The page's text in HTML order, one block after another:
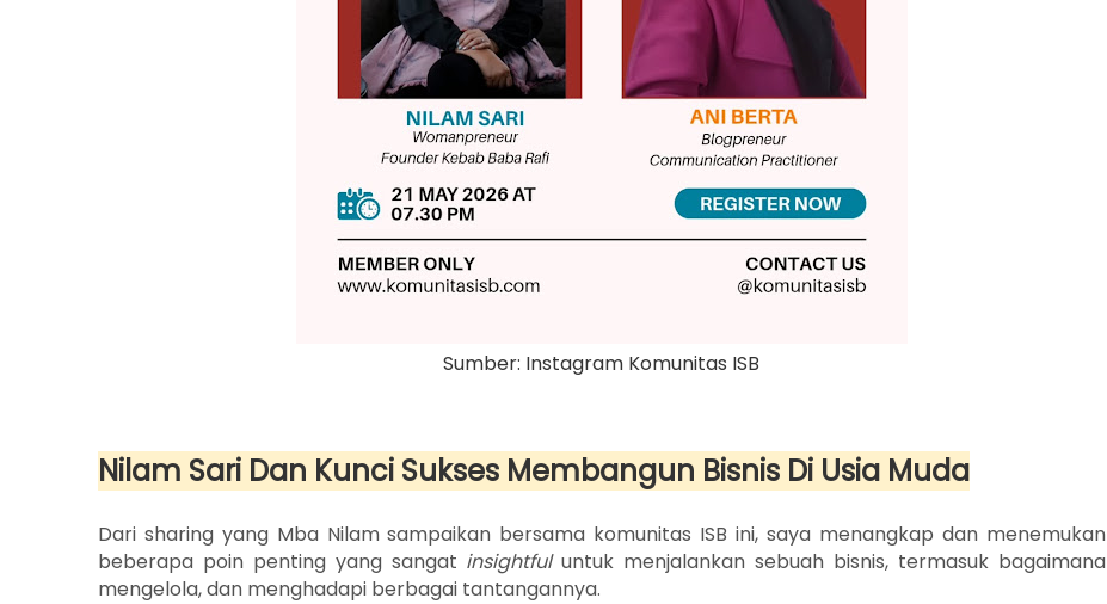
Sumber: Instagram Komunitas ISB
Nilam Sari Dan Kunci Sukses Membangun Bisnis Di Usia Muda
Dari sharing yang Mba Nilam sampaikan bersama komunitas ISB ini, saya menangkap dan menemukan
beberapa poin penting yang sangat insightfuluntuk menjalankan sebuah bisnis, termasuk bagaimana
mengelola, dan menghadapi berbagai tantangannya.